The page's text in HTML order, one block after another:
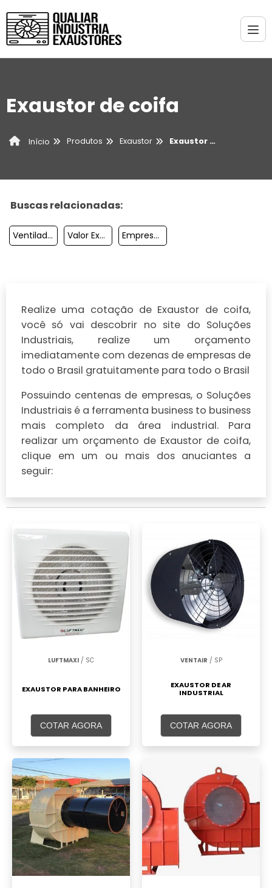
Exaustor de coifa
Início Produtos Exaustor Exaustor de coifa
Buscas relacionadas:
Ventilador Centrífugo De Alta Pressão Valor Exaustor Comercial Empresas De Ventilação E Exaustão
Realize uma cotação de Exaustor de coifa,
você só vai descobrir no site do Soluções
Industriais, realize um orçamento
imediatamente com dezenas de empresas de
todo o Brasil gratuitamente para todo o Brasil
Possuindo centenas de empresas, o Soluções
Industriais é a ferramenta business to business
mais completo da área industrial. Para
realizar um orçamento de Exaustor de coifa,
clique em um ou mais dos anuciantes a
seguir:
LUFTMAXI / SC
EXAUSTOR PARA BANHEIRO
COTAR AGORA
VENTAIR / SP
EXAUSTOR DE AR
INDUSTRIAL
COTAR AGORA